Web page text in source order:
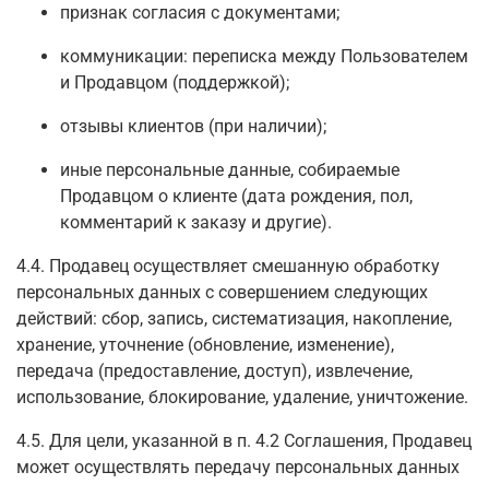
признак согласия с документами;
коммуникации: переписка между Пользователем
и Продавцом (поддержкой);
отзывы клиентов (при наличии);
иные персональные данные, собираемые
Продавцом о клиенте (дата рождения, пол,
комментарий к заказу и другие).
4.4. Продавец осуществляет смешанную обработку
персональных данных с совершением следующих
действий: сбор, запись, систематизация, накопление,
хранение, уточнение (обновление, изменение),
передача (предоставление, доступ), извлечение,
использование, блокирование, удаление, уничтожение.
4.5. Для цели, указанной в п. 4.2 Соглашения, Продавец
может осуществлять передачу персональных данных